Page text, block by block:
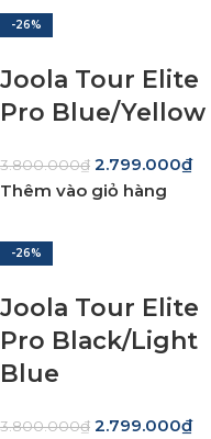
-26%
Joola Tour Elite
Pro Blue/Yellow
3.800.000₫ 2.799.000₫
Thêm vào giỏ hàng
-26%
Joola Tour Elite
Pro Black/Light
Blue
3.800.000₫ 2.799.000₫